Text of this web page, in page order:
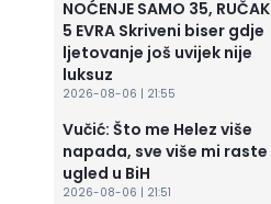
NOĆENJE SAMO 35, RUČAK
5 EVRA Skriveni biser gdje
ljetovanje još uvijek nije
luksuz
2026-08-06 | 21:55
Vučić: Što me Helez više
napada, sve više mi raste
ugled u BiH
2026-08-06 | 21:51